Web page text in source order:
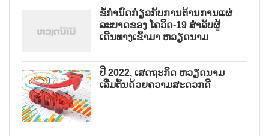
ຂໍ້ກຳນົດກ່ຽວກັບການຕ້ານການແຜ່
ລະບາດຂອງ ໂຄວິດ-19 ສຳລັບຜູ້
ເດີນທາງເຂົ້າມາ ຫວຽດນາມ
ປີ 2022, ເສດຖະກິດ ຫວຽດນາມ
ເລີ່ມຕົ້ນດ້ວຍຄວາມສະດວກດີ